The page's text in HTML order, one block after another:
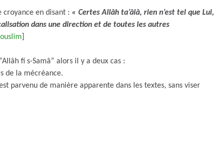
croyance en disant : « Certes Allâh ta’âlâ, rien n’est tel que Lui,
dans une direction et de toutes les autres
fi s-Samâ” alors il y a deux cas :
de la mécréance.
parvenu de manière apparente dans les textes, sans viser